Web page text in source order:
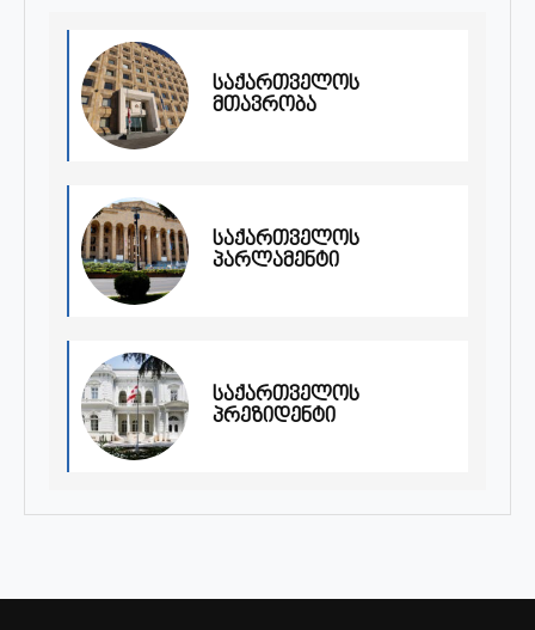
საქართველოს
მთავრობა
საქართველოს
პარლამენტი
საქართველოს
პრეზიდენტი